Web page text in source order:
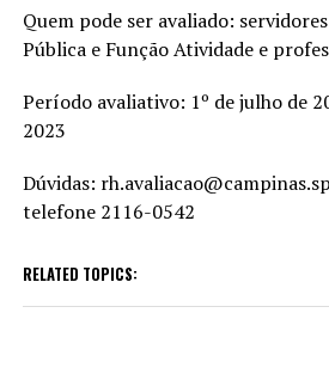
Quem pode ser avaliado:
Pública e Função Atividade e
Período avaliativo: 1º de julho de
2023
Dúvidas:
telefone 2116-0542
RELATED TOPICS: